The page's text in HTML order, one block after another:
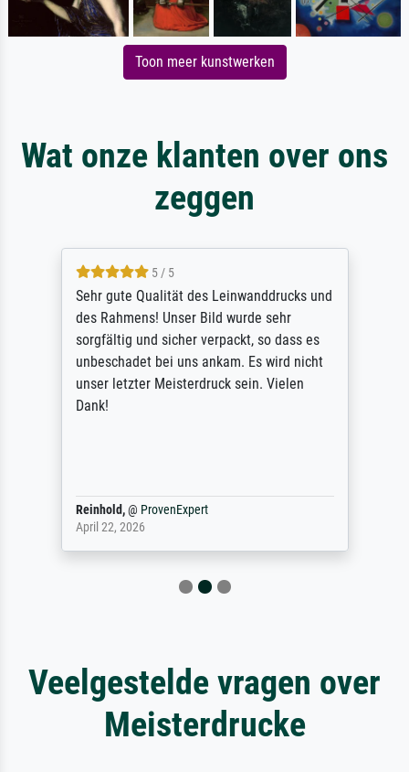
Toon meer kunstwerken
Wat onze klanten over ons
zeggen
5 / 5
Sehr gute Qualität des Leinwanddrucks und
des Rahmens! Unser Bild wurde sehr
sorgfältig und sicher verpackt, so dass es
unbeschadet bei uns ankam. Es wird nicht
unser letzter Meisterdruck sein. Vielen
Dank!
Reinhold,@ ProvenExpert
April 22, 2026
Veelgestelde vragen over
Meisterdrucke